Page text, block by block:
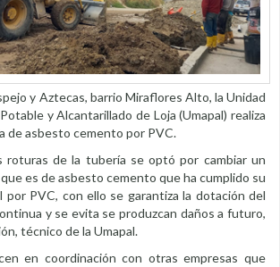
y Aztecas, barrio Miraflores Alto, la Unidad
y Alcantarillado de Loja (Umapal) realiza
de asbesto cemento por PVC.
roturas de la tubería se optó por cambiar un
es de asbesto cemento que ha cumplido su
PVC, con ello se garantiza la dotación del
y se evita se produzcan daños a futuro,
técnico de la Umapal.
en coordinación con otras empresas que